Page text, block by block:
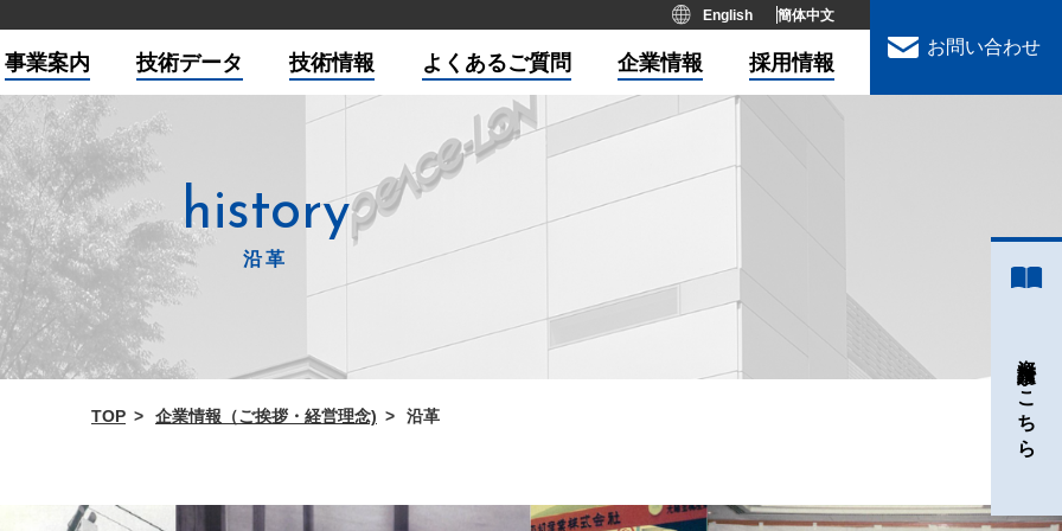
English 簡体中文
事業案内 技術データ 技術情報 よくあるご質問 企業情報 採用情報
お問い合わせ
資料請求はこちら
history
沿革
TOP 企業情報（ご挨拶・経営理念) 沿革